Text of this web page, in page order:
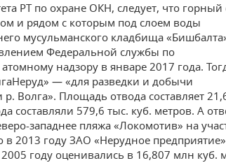
РТ по охране ОКН, следует, что горный
и рядом с которым под слоем воды
мусульманского кладбища
Федеральной службы по
надзору в январе 2017 года.
— «для разведки и добычи
р. Волга». Площадь отвода составляет
составляли 579,6 тыс. куб. метров. А
западнее пляжа «Локомотив» на
2013 году ЗАО «Нерудное
году оценивались в 16,807 млн куб.